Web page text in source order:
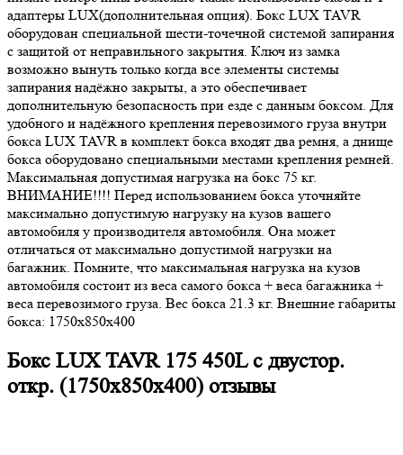
адаптеры LUX(дополнительная опция). Бокс LUX TAVR
оборудован специальной шести-точечной системой запирания
с защитой от неправильного закрытия. Ключ из замка
возможно вынуть только когда все элементы системы
запирания надёжно закрыты, а это обеспечивает
дополнительную безопасность при езде с данным боксом. Для
удобного и надёжного крепления перевозимого груза внутри
бокса LUX TAVR в комплект бокса входят два ремня, а днище
бокса оборудовано специальными местами крепления ремней.
Максимальная допустимая нагрузка на бокс 75 кг.
ВНИМАНИЕ!!!! Перед использованием бокса уточняйте
максимально допустимую нагрузку на кузов вашего
автомобиля у производителя автомобиля. Она может
отличаться от максимально допустимой нагрузки на
багажник. Помните, что максимальная нагрузка на кузов
автомобиля состоит из веса самого бокса + веса багажника +
веса перевозимого груза. Вес бокса 21.3 кг. Внешние габариты
бокса: 1750х850х400
Бокс LUX TAVR 175 450L с двустор.
откр. (1750х850х400) отзывы